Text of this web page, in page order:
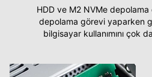
HDD ve M2 NVMe depolama
depolama görevi yaparken
bilgisayar kullanımını çok